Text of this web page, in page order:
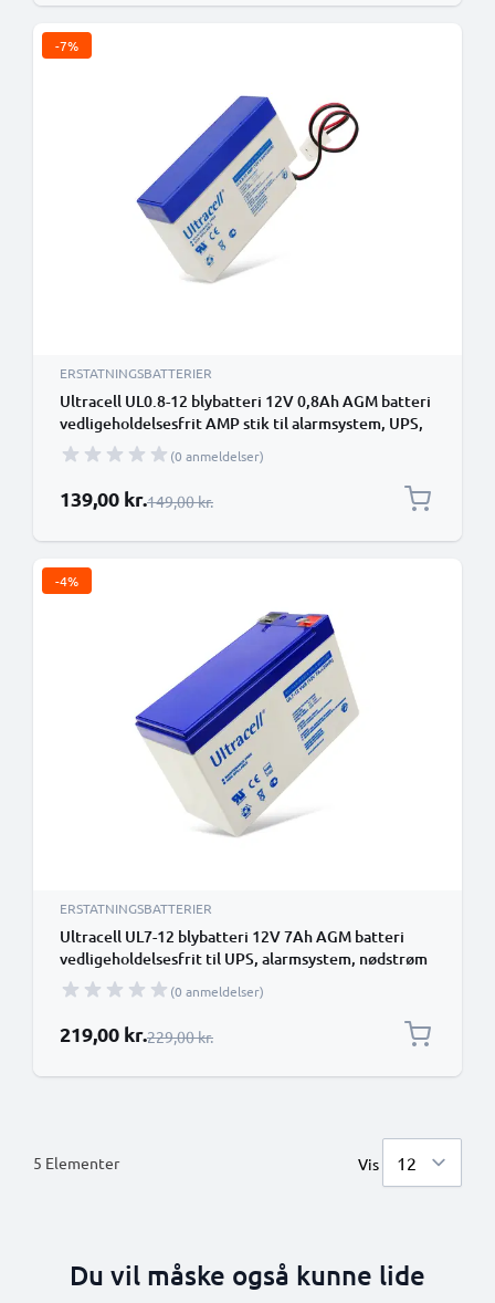
-7%
ERSTATNINGSBATTERIER
Ultracell UL0.8-12 blybatteri 12V 0,8Ah AGM batteri
vedligeholdelsesfrit AMP stik til alarmsystem, UPS,
måleudstyr
(0 anmeldelser)
Særlig pris
139,00 kr.Almindelig pris
149,00 kr.
-4%
ERSTATNINGSBATTERIER
Ultracell UL7-12 blybatteri 12V 7Ah AGM batteri
vedligeholdelsesfrit til UPS, alarmsystem, nødstrøm
(0 anmeldelser)
Særlig pris
219,00 kr.Almindelig pris
229,00 kr.
5 Elementer Vis
Du vil måske også kunne lide